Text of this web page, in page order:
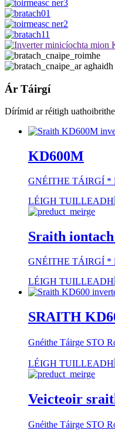
Ár Táirgí
Dírímid ar réitigh
KD600M
GNÉITHE TÁIRGÍ *
LÉIGH TUILLEADH
Sraith
GNÉITHE TÁIRGÍ *
LÉIGH TUILLEADH
SRAITH
Gnéithe Táirge STO
LÉIGH TUILLEADH
Veicteoir
Gnéithe Táirge STO